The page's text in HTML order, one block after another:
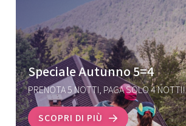
Speciale Autunno 5=4
PRENOTA 5 NOTTI, PAGA SOLO 4 NOTTI!
SCOPRI DI PIÙ